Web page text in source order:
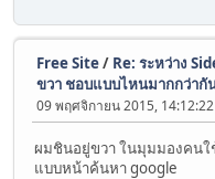
Free Site/ Re: ระหว่าง
ขวา ชอบแบบไหนมากกว่ากั
09 พฤศจิกายน 2015, 14:12:22
ผมชินอยู่ขวา ในมุมมองคน
แบบหน้าค้นหา google